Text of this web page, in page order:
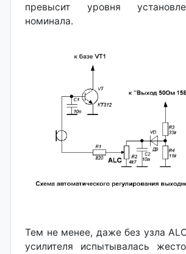
превысит уровня
номинала.
Тем не менее, даже без узла
усилителя испытывалась